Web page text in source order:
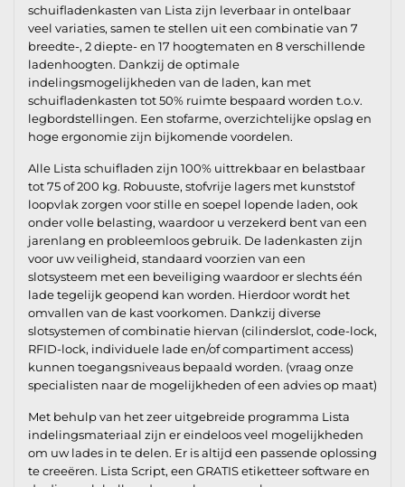
schuifladenkasten van Lista zijn leverbaar in ontelbaar
veel variaties, samen te stellen uit een combinatie van 7
breedte-, 2 diepte- en 17 hoogtematen en 8 verschillende
ladenhoogten. Dankzij de optimale
indelingsmogelijkheden van de laden, kan met
schuifladenkasten tot 50% ruimte bespaard worden t.o.v.
legbordstellingen. Een stofarme, overzichtelijke opslag en
hoge ergonomie zijn bijkomende voordelen.
Alle Lista schuifladen zijn 100% uittrekbaar en belastbaar
tot 75 of 200 kg. Robuuste, stofvrije lagers met kunststof
loopvlak zorgen voor stille en soepel lopende laden, ook
onder volle belasting, waardoor u verzekerd bent van een
jarenlang en probleemloos gebruik. De ladenkasten zijn
voor uw veiligheid, standaard voorzien van een
slotsysteem met een beveiliging waardoor er slechts één
lade tegelijk geopend kan worden. Hierdoor wordt het
omvallen van de kast voorkomen. Dankzij diverse
slotsystemen of combinatie hiervan (cilinderslot, code-lock,
RFID-lock, individuele lade en/of compartiment access)
kunnen toegangsniveaus bepaald worden. (vraag onze
specialisten naar de mogelijkheden of een advies op maat)
Met behulp van het zeer uitgebreide programma Lista
indelingsmateriaal zijn er eindeloos veel mogelijkheden
om uw lades in te delen. Er is altijd een passende oplossing
te creeëren. Lista Script, een GRATIS etiketteer software en